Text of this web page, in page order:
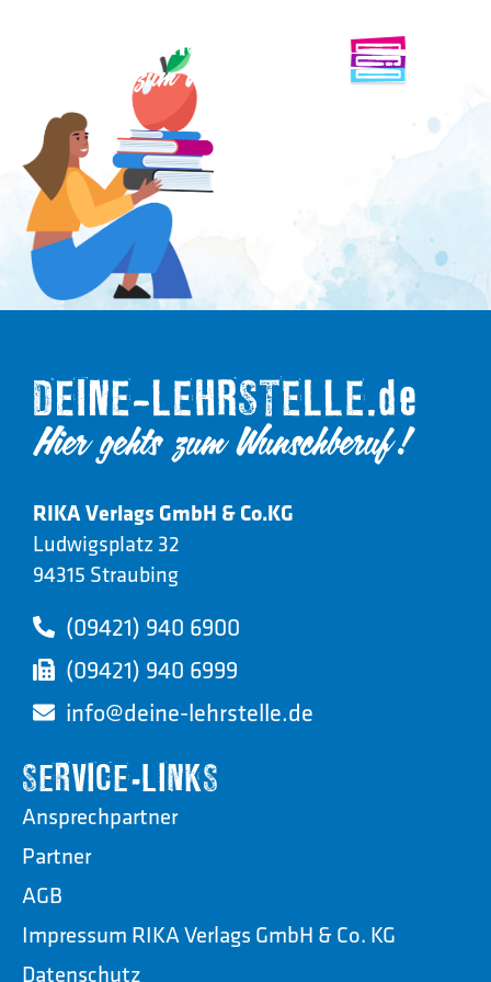
RIKA Verlags GmbH & Co.KG
Ludwigsplatz 32
94315 Straubing
(09421) 940 6900
(09421) 940 6999
info@deine-lehrstelle.de
SERVICE-LINKS
Ansprechpartner
Partner
AGB
Impressum RIKA Verlags GmbH & Co. KG
Datenschutz